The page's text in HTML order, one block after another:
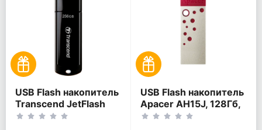
USB Flash накопитель
Transcend JetFlash
700, 256Гб, Чёрный
USB Flash накопитель
Apacer AH15J, 128Гб,
Красный